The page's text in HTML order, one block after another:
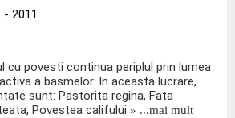
- 2011
cu povesti continua periplul prin lumea
a basmelor. In aceasta lucrare,
sunt: Pastorita regina, Fata
Povestea califului » ...mai mult